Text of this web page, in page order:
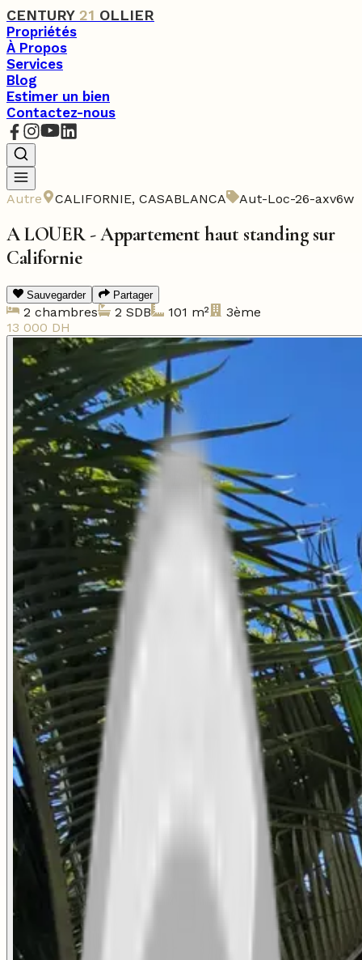
CENTURY 21 OLLIER
Propriétés
À Propos
Services
Blog
Estimer un bien
Contactez-nous
Autre CALIFORNIE, CASABLANCA Aut-Loc-26-axv6w
A LOUER - Appartement haut standing sur
Californie
Sauvegarder Partager
2 chambres 2 SDB 101 m²
3ème
13 000 DH